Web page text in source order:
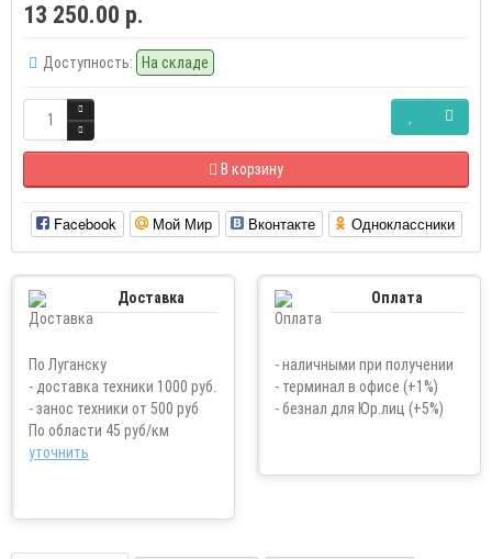
13 250.00 р.
Доступность: На складе
В корзину
Facebook Мой Мир Вконтакте Одноклассники
Доставка
По Луганску
- доставка техники 1000 руб.
- занос техники от 500 руб
По области 45 руб/км
уточнить
Оплата
- наличными при получении
- терминал в офисе (+1%)
- безнал для Юр.лиц (+5%)